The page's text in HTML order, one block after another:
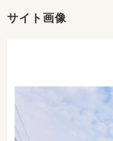
サイト画像